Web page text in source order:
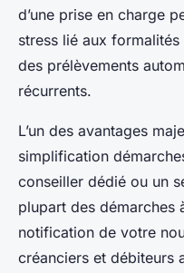
d’une prise en charge
stress lié aux
des prélèvements
récurrents.
L’un des avantages
simplification
conseiller dédié ou un
plupart des démarches
notification de votre
créanciers et débiteurs